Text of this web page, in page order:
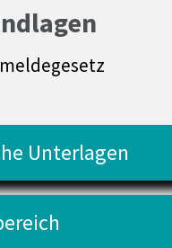
Unterlagen